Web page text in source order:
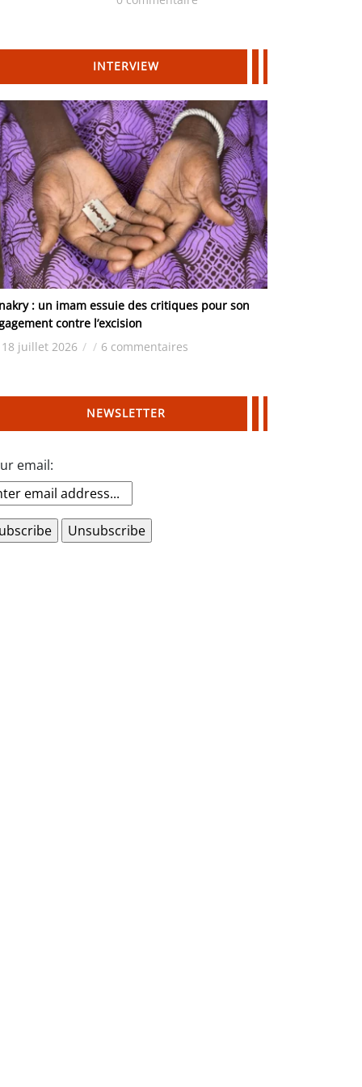
INTERVIEW
: un imam essuie des critiques pour son
contre l’excision
18 juillet 2026 / / 6 commentaires
NEWSLETTER
email: